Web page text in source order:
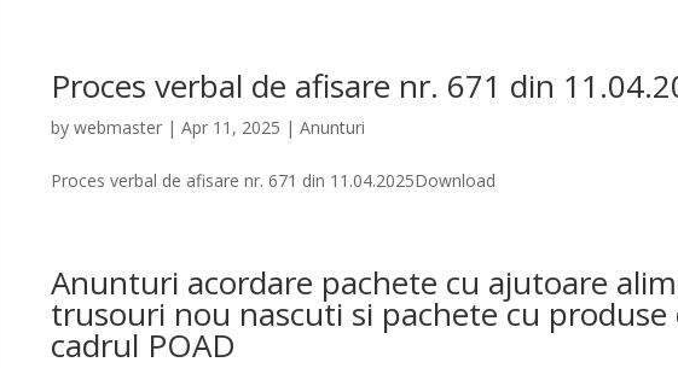
Proces verbal de afisare nr. 671 din
bywebmaster |Apr 11, 2025 |Anunturi
Proces verbal de afisare nr. 671 din 11.04.2025Download
Anunturi acordare pachete cu ajutoare
trusouri nou nascuti si pachete cu produse
cadrul POAD